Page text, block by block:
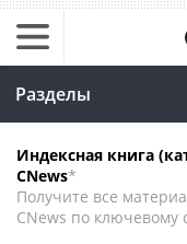
Разделы
Индексная книга
CNews*
Получите все
CNews по ключевому